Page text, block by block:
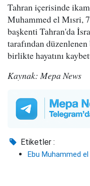
Tahran içerisinde
Muhammed el Mısri,
başkenti Tahran'da
tarafından
birlikte hayatını
Kaynak: Mepa News
Etiketler :
Ebu Muhammed el